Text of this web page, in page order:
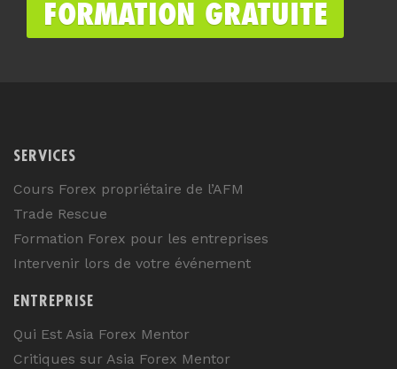
SERVICES
Cours Forex propriétaire de l’AFM
Trade Rescue
Formation Forex pour les entreprises
Intervenir lors de votre événement
ENTREPRISE
Qui Est Asia Forex Mentor
Critiques sur Asia Forex Mentor